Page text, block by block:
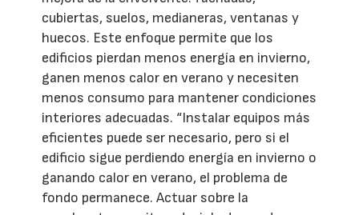
cubiertas, suelos, medianeras, ventanas y
huecos. Este enfoque permite que los
edificios pierdan menos energía en invierno,
ganen menos calor en verano y necesiten
menos consumo para mantener condiciones
interiores adecuadas. “Instalar equipos más
eficientes puede ser necesario, pero si el
edificio sigue perdiendo energía en invierno o
ganando calor en verano, el problema de
fondo permanece. Actuar sobre la